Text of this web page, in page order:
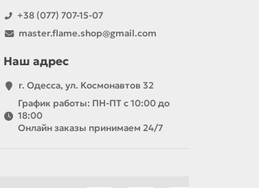
+38 (077) 707-15-07
master.flame.shop@gmail.com
Наш адрес
г. Одесса, ул. Космонавтов 32
График работы: ПН-ПТ с 10:00 до
18:00
Онлайн заказы принимаем 24/7